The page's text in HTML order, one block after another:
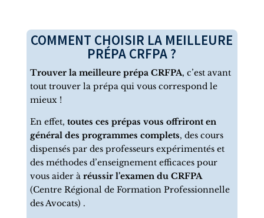
COMMENT CHOISIR LA MEILLEURE
PRÉPA CRFPA ?
Trouver la meilleure prépa CRFPA, c’est avant
tout trouver la prépa qui vous correspond le
mieux !
En effet, toutes ces prépas vous offriront en
général des programmes complets, des cours
dispensés par des professeurs expérimentés et
des méthodes d’enseignement efficaces pour
vous aider à réussir l’examen du CRFPA
(Centre Régional de Formation Professionnelle
des Avocats) .